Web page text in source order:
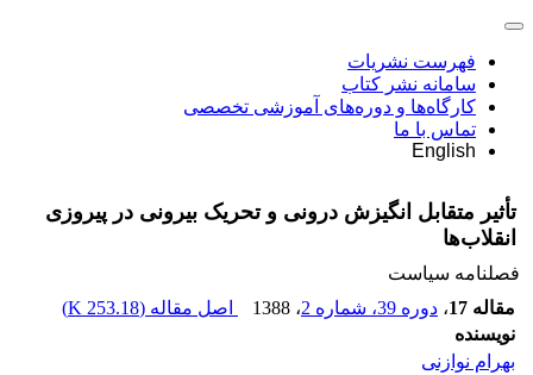
فهرست نشریات
سامانه نشر کتاب
کارگاه‌ها و دوره‌های آموزشی تخصصی
تماس با ما
English
تأثیر متقابل انگیزش درونی و تحریک بیرونی در پیروزی
انقلاب‌ها
فصلنامه سیاست
مقاله 17
، دوره 39، شماره 2 ، 1388 اصل مقاله (253.18 K
)
نویسنده
بهرام نوازنی